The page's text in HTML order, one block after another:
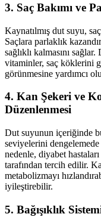
3. Saç Bakımı ve
Kaynatılmış dut suyu,
Saçlara parlaklık
sağlıklı kalmasını
vitaminler, saç köklerini
görünmesine yardımcı
4. Kan Şekeri ve
Düzenlenmesi
Dut suyunun içeriğinde
seviyelerini
nedenle, diyabet
tarafından tercih edilir.
metabolizmayı
iyileştirebilir.
5. Bağışıklık